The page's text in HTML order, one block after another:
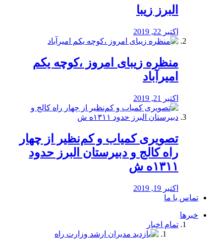
البرز زیبا
اکتبر 22, 2019
منظره‌‌ زیبای امروز ،کوچه یکم
امیرآباد
اکتبر 21, 2019
️تصویری کمیاب و کم‌نظیر از چهار
راه كالج و دبيرستان البرز حدود
۱۳۱۱ه ش
اکتبر 19, 2019
تماس با ما
خبرها
تمام اخبار